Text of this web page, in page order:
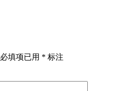
必填项已用 * 标注